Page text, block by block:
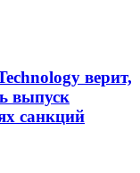
верит,
выпуск
санкций